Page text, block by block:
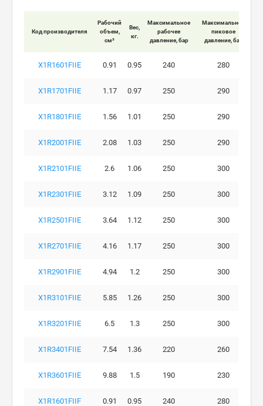
Код производителя
Рабочий
объем,
см³
Вес,
кг.
Максимальное
рабочее
давление, бар
Максимальное
пиковое
давление, бар
X1R1601FIIE 0.91 0.95 240 280
X1R1701FIIE 1.17 0.97 250 290
X1R1801FIIE 1.56 1.01 250 290
X1R2001FIIE 2.08 1.03 250 290
X1R2101FIIE 2.6 1.06 250 300
X1R2301FIIE 3.12 1.09 250 300
X1R2501FIIE 3.64 1.12 250 300
X1R2701FIIE 4.16 1.17 250 300
X1R2901FIIE 4.94 1.2 250 300
X1R3101FIIE 5.85 1.26 250 300
X1R3201FIIE 6.5 1.3 250 300
X1R3401FIIE 7.54 1.36 220 260
X1R3601FIIE 9.88 1.5 190 230
X1R1601FIIF 0.91 0.95 240 280